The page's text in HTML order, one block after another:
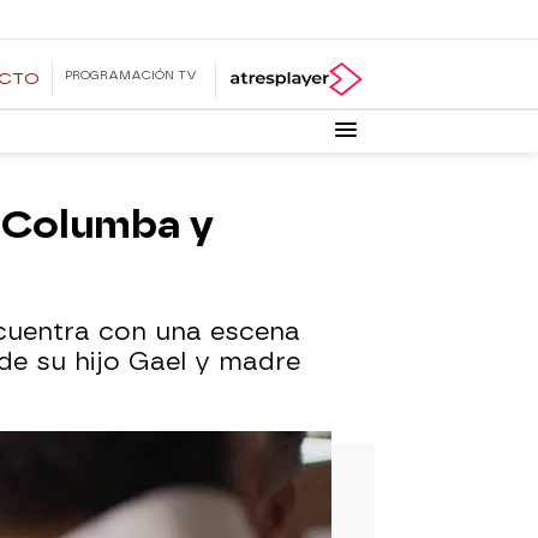
PROGRAMACIÓN TV
y
con una escena
su hijo Gael y madre